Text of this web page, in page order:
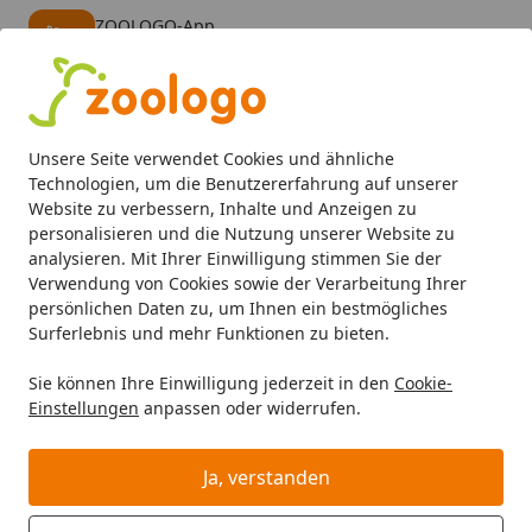
Unsere Seite verwendet Cookies und ähnliche
Technologien, um die Benutzererfahrung auf unserer
Website zu verbessern, Inhalte und Anzeigen zu
personalisieren und die Nutzung unserer Website zu
analysieren. Mit Ihrer Einwilligung stimmen Sie der
Verwendung von Cookies sowie der Verarbeitung Ihrer
persönlichen Daten zu, um Ihnen ein bestmögliches
Surferlebnis und mehr Funktionen zu bieten.
Sie können Ihre Einwilligung jederzeit in den Cookie-
Einstellungen anpassen oder widerrufen.
Ja, verstanden
ZOOLOGO-App
Alle Produkte
Mein Konto
Suchen
Startseite
WOW Hund Nassfutter
WOW Hund Nassfutter
WOW Hund Nassfutter bei Zoologo und finden Sie
Haustier. Unser Sortiment umfasst Tierbedarf, Futter
und Zubehör für unterschiedliche Bedürfnisse.
Ihre Artikelübersicht